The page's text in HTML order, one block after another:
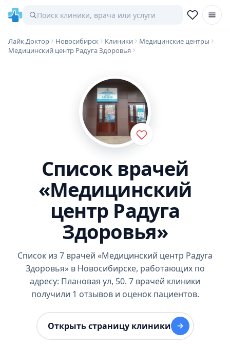
Лайк.Доктор Новосибирск Клиники
Медицинские центры
Медицинский центр Радуга Здоровья
Список врачей
«Медицинский
центр Радуга
Здоровья»
Список из 7 врачей «Медицинский центр Радуга
Здоровья» в Новосибирске, работающих по
адресу: Плановая ул, 50. 7 врачей клиники
получили 1 отзывов и оценок пациентов.
Открыть страницу клиники